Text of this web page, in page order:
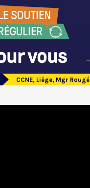
CCNE, Liège, Mgr Rougé